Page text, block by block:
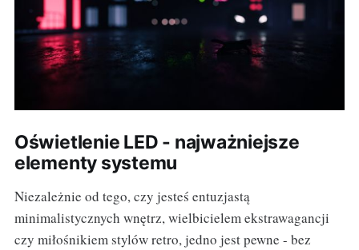
Oświetlenie LED - najważniejsze
elementy systemu
Niezależnie od tego, czy jesteś entuzjastą
minimalistycznych wnętrz, wielbicielem ekstrawagancji
czy miłośnikiem stylów retro, jedno jest pewne - bez